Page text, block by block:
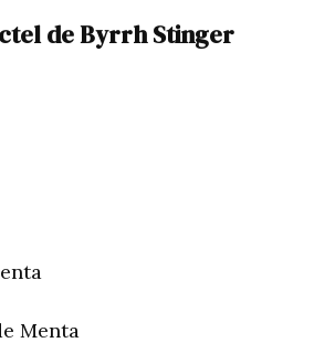
de Byrrh Stinger
Menta